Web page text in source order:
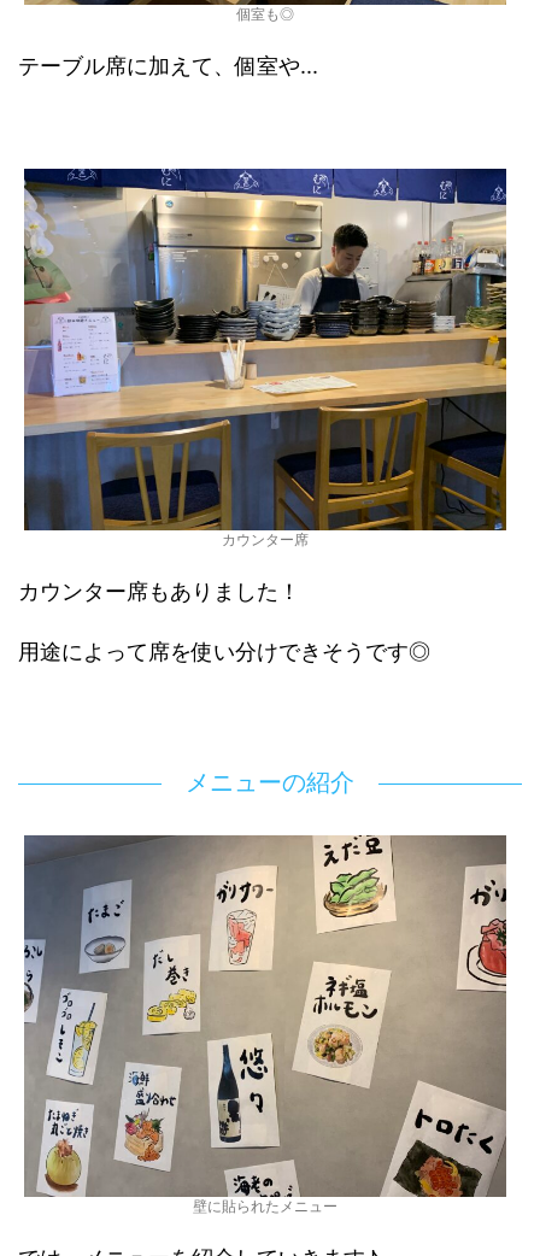
個室も◎
テーブル席に加えて、個室や...
カウンター席
カウンター席もありました！
用途によって席を使い分けできそうです◎
メニューの紹介
壁に貼られたメニュー